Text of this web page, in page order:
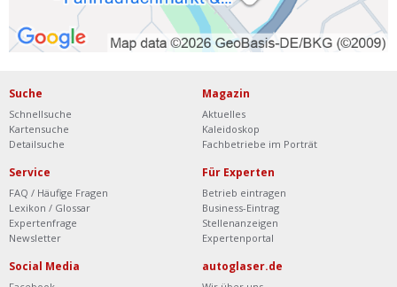
Suche
Schnellsuche
Kartensuche
Detailsuche
Magazin
Aktuelles
Kaleidoskop
Fachbetriebe im Porträt
Service
FAQ / Häufige Fragen
Lexikon / Glossar
Expertenfrage
Newsletter
Für Experten
Betrieb eintragen
Business-Eintrag
Stellenanzeigen
Expertenportal
Social Media autoglaser.de